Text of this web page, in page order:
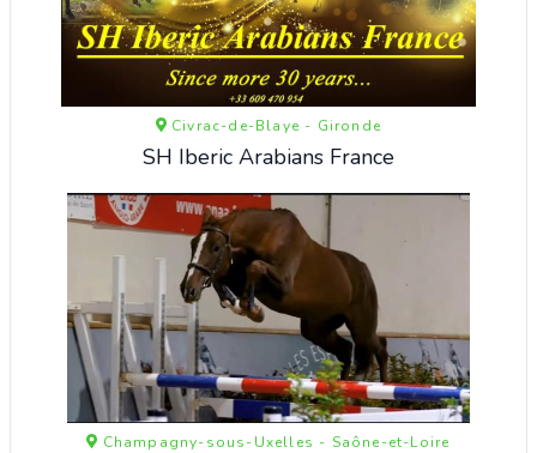
Civrac-de-Blaye - Gironde
SH Iberic Arabians France
Champagny-sous-Uxelles - Saône-et-Loire